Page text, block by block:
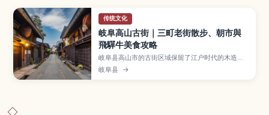
传统文化
岐阜高山古街｜三町老街散步、朝市與
飛驒牛美食攻略
岐阜县高山市的古街区域保留了江户时代的木造町
家，被称为“三町老街”，红色中桥与清晨热闹的朝
市更是人气拍照景点。本文带你认识高山古街的必
岐阜县 →